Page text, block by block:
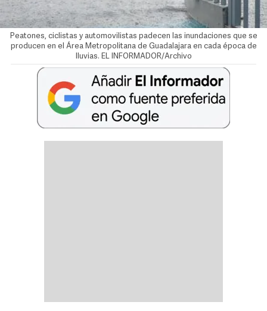
Peatones, ciclistas y automovilistas padecen las inundaciones que se
producen en el Área Metropolitana de Guadalajara en cada época de
lluvias. EL INFORMADOR/Archivo